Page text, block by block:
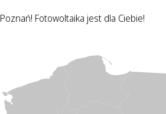
Poznań! Fotowoltaika jest dla Ciebie!